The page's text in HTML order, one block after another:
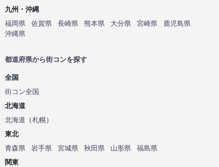
九州・沖縄
福岡県
佐賀県 長崎県 熊本県 大分県 宮崎県
鹿児島県
沖縄県
都道府県から街コンを探す
全国
街コン全国
北海道
北海道 （札幌）
東北
青森県
岩手県 宮城県 秋田県 山形県
福島県
関東